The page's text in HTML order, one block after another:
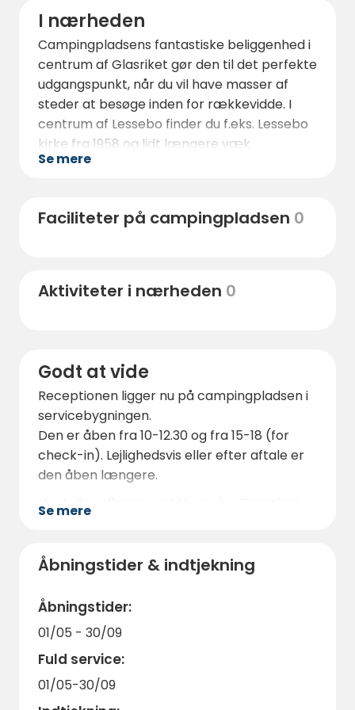
I nærheden
Campingpladsens fantastiske beliggenhed i
centrum af Glasriket gør den til det perfekte
udgangspunkt, når du vil have masser af
steder at besøge inden for rækkevidde. I
centrum af Lessebo finder du f.eks. Lessebo
kirke fra 1958 og lidt længere væk
Stenmagasinet - Lessebos lokalhistoriske
Hovmantorp har et lille, men velassorteret
Hvis du har lyst til at shoppe, ligger Kosta
der masser af eventyr at opleve. Åsens
Nationalpark i Tingsryds og Alvesta
kommune, Grönåsens Älg- och
Lantdjurspark 16,4 kilometer fra Lessebo og
Lövsjö Ängar i Kosta.
Hvis du har tid til overs, kan et besøg på
Linnés Råshult anbefales.
For de kulturinteresserede er der også
Nogle af disse er :
The Glass Factory - Et oplevelsesrigt og
interaktivt glasmuseum, 29,5 kilometer
fra campingpladsen.
Kyrkeby Bränneri - Sveriges ældste
Se mere
Faciliteter på campingpladsen 0
Aktiviteter i nærheden 0
Godt at vide
Receptionen ligger nu på campingpladsen i
servicebygningen.
Den er åben fra 10-12.30 og fra 15-18 (for
check-in). Lejlighedsvis eller efter aftale er
den åben længere.
Hjertelig velkommen til Lessebo Camping!
Se mere
Åbningstider & indtjekning
Åbningstider:
01/05 - 30/09
Fuld service:
01/05-30/09